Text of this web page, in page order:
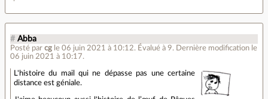
# Abba
Posté par cg le 06 juin 2021 à 10:12. Évalué à 9. Dernière modification le
06 juin 2021 à 10:17.
L'histoire du mail qui ne dépasse pas une certaine
distance est géniale.